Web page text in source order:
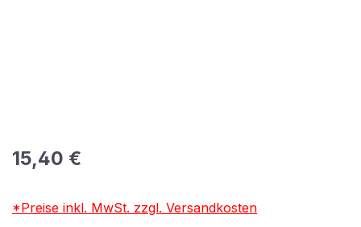
Regulärer Preis:
15,40 €
*Preise inkl. MwSt. zzgl. Versandkosten